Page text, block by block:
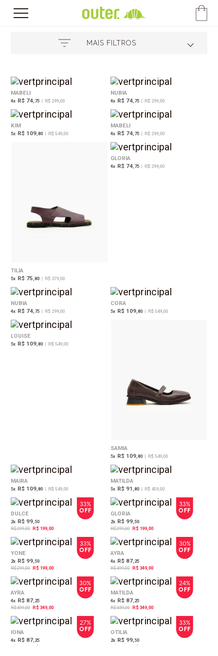
MAIS FILTROS
MABELI
4x R$ 74 ,75 | R$ 299,00
NUBIA
4x R$ 74,75 | R$ 299,00
KIM
5x R$ 109 ,80 | R$ 549,00
MABELI
4x R$ 74,75 | R$ 299,00
TILIA
5x R$ 75 ,80 | R$ 379,00
GLORIA
4x R$ 74,75 | R$ 299,00
NUBIA
4x R$ 74 ,75 | R$ 299,00
CORA
5x R$ 109,80 | R$ 549,00
LOUISE
5x R$ 109 ,80 | R$ 549,00
SAMIA
5x R$ 109,80 | R$ 549,00
MAIRA
5x R$ 109 ,80 | R$ 549,00
MATILDA
5x R$ 91 ,80 | R$ 459,00
33%
OFF
DULCE
2x R$ 99 ,50
R$ 299,00 R$ 199,00
33%
OFF
GLORIA
2x R$ 99,50
R$ 299,00 R$ 199,00
33%
OFF
YONE
2x R$ 99 ,50
R$ 299,00 R$ 199,00
30%
OFF
AYRA
4x R$ 87,25
R$ 499,00 R$ 349,00
30%
OFF
AYRA
4x R$ 87 ,25
R$ 499,00 R$ 349,00
24%
OFF
MATILDA
4x R$ 87,25
R$ 459,00 R$ 349,00
27%
OFF
IONA
4x R$ 87 ,25
R$ 479,00
R$ 349,00
33%
OFF
OTILIA
2x R$ 99,50
R$ 299,00
R$ 199,00